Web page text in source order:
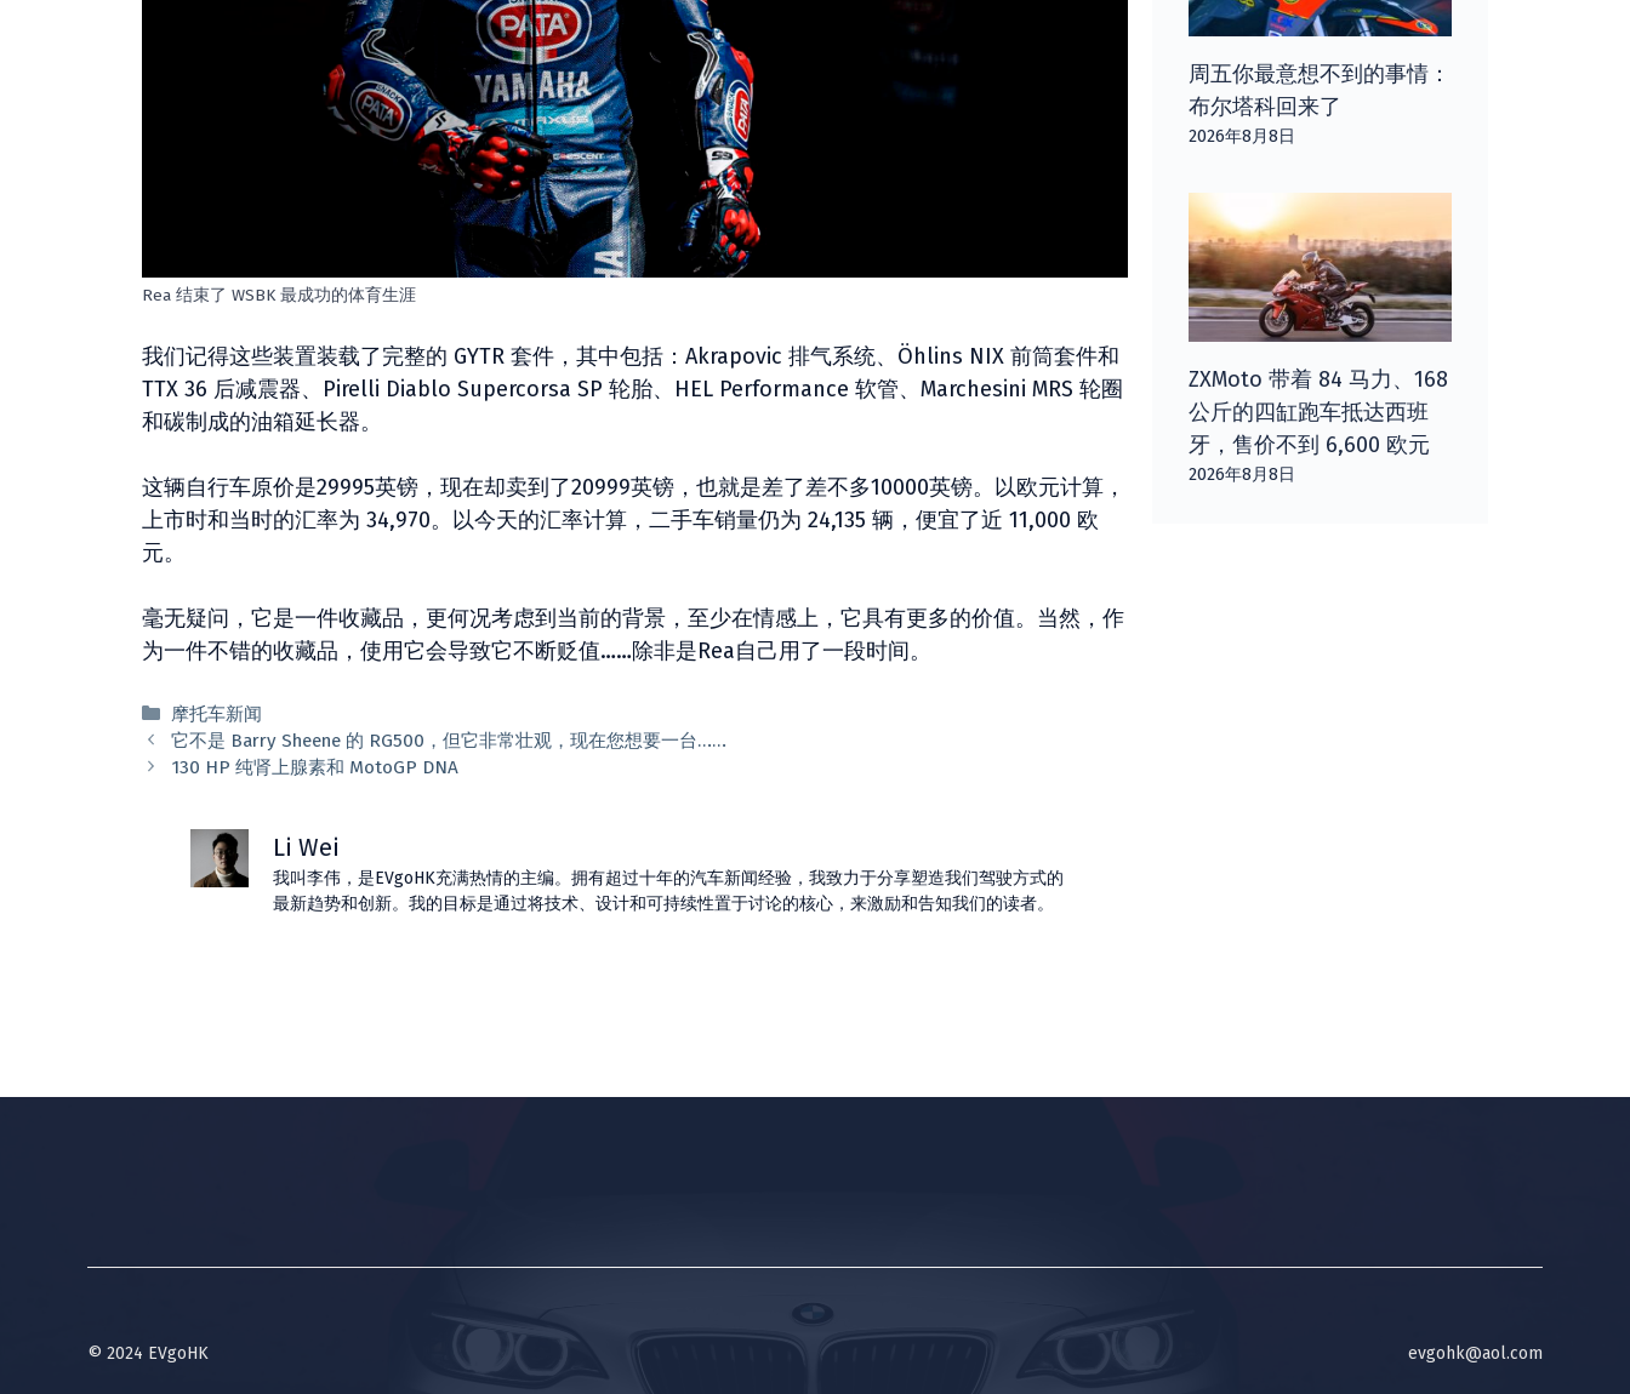
Rea 结束了 WSBK 最成功的体育生涯
我们记得这些装置装载了完整的 GYTR 套件，其中包括：Akrapovic 排气系统、Öhlins NIX 前筒套件和
TTX 36 后减震器、Pirelli Diablo Supercorsa SP 轮胎、HEL Performance 软管、Marchesini MRS 轮圈
和碳制成的油箱延长器。
这辆自行车原价是29995英镑，现在却卖到了20999英镑，也就是差了差不多10000英镑。以欧元计算，
上市时和当时的汇率为 34,970。以今天的汇率计算，二手车销量仍为 24,135 辆，便宜了近 11,000 欧
元。
毫无疑问，它是一件收藏品，更何况考虑到当前的背景，至少在情感上，它具有更多的价值。当然，作
为一件不错的收藏品，使用它会导致它不断贬值……除非是Rea自己用了一段时间。
分
类
摩托车新闻
它不是 Barry Sheene 的 RG500，但它非常壮观，现在您想要一台……
130 HP 纯肾上腺素和 MotoGP DNA
Li Wei
我叫李伟，是EVgoHK充满热情的主编。拥有超过十年的汽车新闻经验，我致力于分享塑造我们驾驶方式的
最新趋势和创新。我的目标是通过将技术、设计和可持续性置于讨论的核心，来激励和告知我们的读者。
周五你最意想不到的事情：
布尔塔科回来了
2026年8月8日
ZXMoto 带着 84 马力、168
公斤的四缸跑车抵达西班
牙，售价不到 6,600 欧元
2026年8月8日
© 2024 EVgoHK evgohk@aol.com